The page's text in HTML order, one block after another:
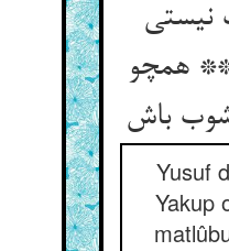
نیستی
همچو
Yusuf
Yakup